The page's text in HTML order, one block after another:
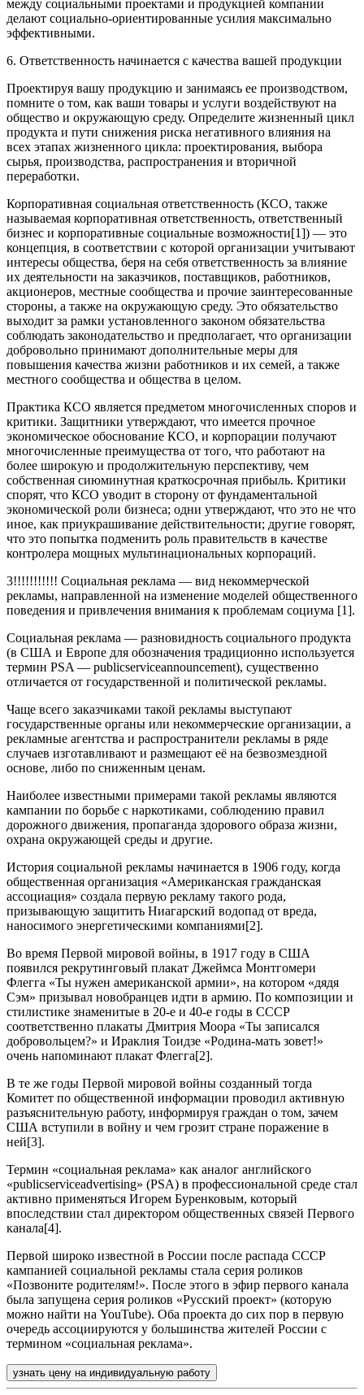
между социальными проектами и продукцией компании
делают социально-ориентированные усилия максимально
эффективными.
6. Ответственность начинается с качества вашей продукции
Проектируя вашу продукцию и занимаясь ее производством,
помните о том, как ваши товары и услуги воздействуют на
общество и окружающую среду. Определите жизненный цикл
продукта и пути снижения риска негативного влияния на
всех этапах жизненного цикла: проектирования, выбора
сырья, производства, распространения и вторичной
переработки.
Корпоративная социальная ответственность (КСО, также
называемая корпоративная ответственность, ответственный
бизнес и корпоративные социальные возможности[1]) — это
концепция, в соответствии с которой организации учитывают
интересы общества, беря на себя ответственность за влияние
их деятельности на заказчиков, поставщиков, работников,
акционеров, местные сообщества и прочие заинтересованные
стороны, а также на окружающую среду. Это обязательство
выходит за рамки установленного законом обязательства
соблюдать законодательство и предполагает, что организации
добровольно принимают дополнительные меры для
повышения качества жизни работников и их семей, а также
местного сообщества и общества в целом.
Практика КСО является предметом многочисленных споров и
критики. Защитники утверждают, что имеется прочное
экономическое обоснование КСО, и корпорации получают
многочисленные преимущества от того, что работают на
более широкую и продолжительную перспективу, чем
собственная сиюминутная краткосрочная прибыль. Критики
спорят, что КСО уводит в сторону от фундаментальной
экономической роли бизнеса; одни утверждают, что это не что
иное, как приукрашивание действительности; другие говорят,
что это попытка подменить роль правительств в качестве
контролера мощных мультинациональных корпораций.
3!!!!!!!!!!! Социальная реклама — вид некоммерческой
рекламы, направленной на изменение моделей общественного
поведения и привлечения внимания к проблемам социума [1].
Социальная реклама — разновидность социального продукта
(в США и Европе для обозначения традиционно используется
термин PSA — publicserviceannouncement), существенно
отличается от государственной и политической рекламы.
Чаще всего заказчиками такой рекламы выступают
государственные органы или некоммерческие организации, а
рекламные агентства и распространители рекламы в ряде
случаев изготавливают и размещают её на безвозмездной
основе, либо по сниженным ценам.
Наиболее известными примерами такой рекламы являются
кампании по борьбе с наркотиками, соблюдению правил
дорожного движения, пропаганда здорового образа жизни,
охрана окружающей среды и другие.
История социальной рекламы начинается в 1906 году, когда
общественная организация «Американская гражданская
ассоциация» создала первую рекламу такого рода,
призывающую защитить Ниагарский водопад от вреда,
наносимого энергетическими компаниями[2].
Во время Первой мировой войны, в 1917 году в США
появился рекрутинговый плакат Джеймса Монтгомери
Флегга «Ты нужен американской армии», на котором «дядя
Сэм» призывал новобранцев идти в армию. По композиции и
стилистике знаменитые в 20-е и 40-е годы в СССР
соответственно плакаты Дмитрия Моора «Ты записался
добровольцем?» и Ираклия Тоидзе «Родина-мать зовет!»
очень напоминают плакат Флегга[2].
В те же годы Первой мировой войны созданный тогда
Комитет по общественной информации проводил активную
разъяснительную работу, информируя граждан о том, зачем
США вступили в войну и чем грозит стране поражение в
ней[3].
Термин «социальная реклама» как аналог английского
«publicserviceadvertising» (PSA) в профессиональной среде стал
активно применяться Игорем Буренковым, который
впоследствии стал директором общественных связей Первого
канала[4].
Первой широко известной в России после распада СССР
кампанией социальной рекламы стала серия роликов
«Позвоните родителям!». После этого в эфир первого канала
была запущена серия роликов «Русский проект» (которую
можно найти на YouTube). Оба проекта до сих пор в первую
очередь ассоциируются у большинства жителей России с
термином «социальная реклама».
узнать цену на индивидуальную работу